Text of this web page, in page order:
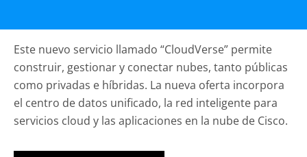
Este nuevo servicio llamado “CloudVerse” permite
construir, gestionar y conectar nubes, tanto públicas
como privadas e híbridas. La nueva oferta incorpora
el centro de datos unificado, la red inteligente para
servicios cloud y las aplicaciones en la nube de Cisco.